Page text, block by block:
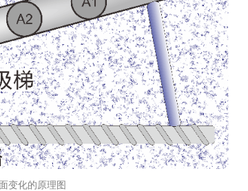
变化的原理图